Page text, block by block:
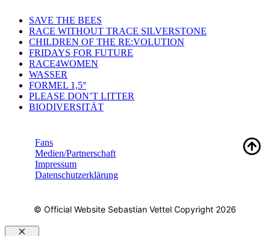
SAVE THE BEES
RACE WITHOUT TRACE SILVERSTONE
CHILDREN OF THE RE:VOLUTION
FRIDAYS FOR FUTURE
RACE4WOMEN
WASSER
FORMEL 1,5°
PLEASE DON’T LITTER
BIODIVERSITÄT
Fans
Medien/Partnerschaft
Impressum
Datenschutzerklärung
© Official Website Sebastian Vettel Copyright 2026